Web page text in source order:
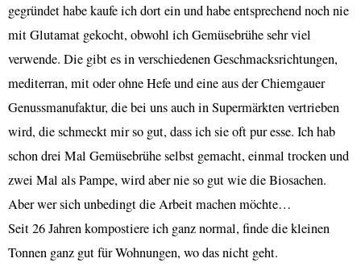
gegründet habe kaufe ich dort ein und habe entsprechend noch nie
mit Glutamat gekocht, obwohl ich Gemüsebrühe sehr viel
verwende. Die gibt es in verschiedenen Geschmacksrichtungen,
mediterran, mit oder ohne Hefe und eine aus der Chiemgauer
Genussmanufaktur, die bei uns auch in Supermärkten vertrieben
wird, die schmeckt mir so gut, dass ich sie oft pur esse. Ich hab
schon drei Mal Gemüsebrühe selbst gemacht, einmal trocken und
zwei Mal als Pampe, wird aber nie so gut wie die Biosachen.
Aber wer sich unbedingt die Arbeit machen möchte…
Seit 26 Jahren kompostiere ich ganz normal, finde die kleinen
Tonnen ganz gut für Wohnungen, wo das nicht geht.